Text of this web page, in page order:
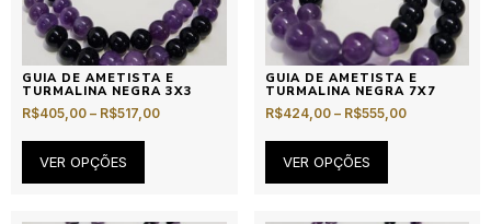
GUIA DE AMETISTA E
TURMALINA NEGRA 3X3
R$405,00 – R$517,00
VER OPÇÕES
GUIA DE AMETISTA E
TURMALINA NEGRA 7X7
R$424,00 – R$555,00
VER OPÇÕES